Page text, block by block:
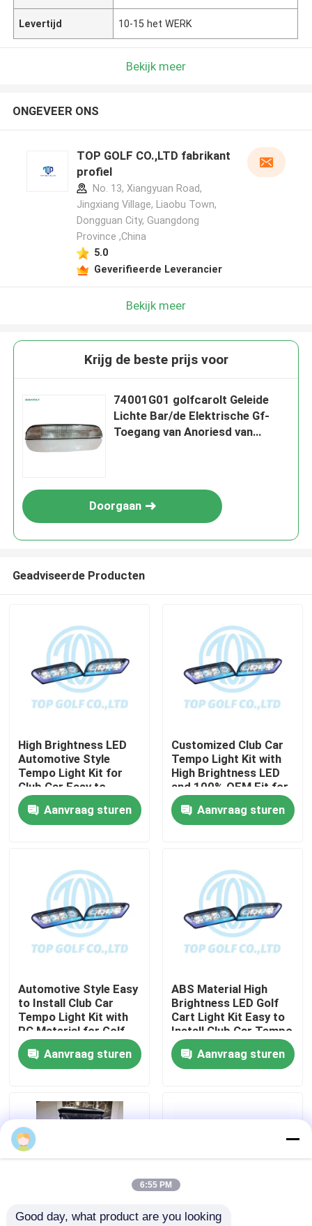
Huis
Ongeveer ons
Fabrieksreis
Kwaliteitscontrole
Contact de V.S.
De Zijspiegels van de golfkar
Het Dashboard van de golfkar
Levertijd 10-15 het WERK
Bekijk meer
ONGEVEER ONS
TOP GOLF CO.,LTD fabrikant
profiel
No. 13, Xiangyuan Road,
Jingxiang Village, Liaobu Town,
Dongguan City, Guangdong
Province ,China
5.0
Geverifieerde Leverancier
Bekijk meer
Krijg de beste prijs voor
74001G01 golfcarolt Geleide
Lichte Bar/de Elektrische Gf-
Toegang van Anoriesd van
Doorgaan
Geadviseerde Producten
High Brightness LED
Automotive Style
Tempo Light Kit for
Club Car Easy to
Install Golf Cart LED
Light KitAanvraag sturen
Customized Club Car
Tempo Light Kit with
High Brightness LED
and 100% OEM Fit for
Golf Cart
Aanvraag sturen
Automotive Style Easy
to Install Club Car
Tempo Light Kit with
PC Material for Golf
Cart LED Light Kit
Aanvraag sturen
ABS Material High
Brightness LED Golf
Cart Light Kit Easy to
Install Club Car Tempo
Aanvraag sturen
6:55 PM
Good day, what product are you looking